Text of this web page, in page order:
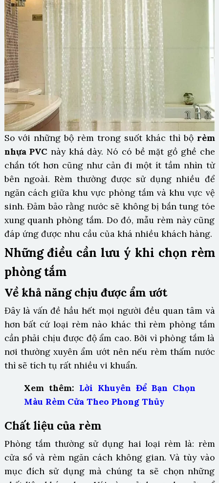
So với những bộ rèm trong suốt khác thì bộ rèm
nhựa PVC này khá dày. Nó có bề mặt gồ ghề che
chắn tốt hơn cũng như cản đi một ít tầm nhìn từ
bên ngoài. Rèm thường được sử dụng nhiều để
ngăn cách giữa khu vực phòng tắm và khu vực vệ
sinh. Đảm bảo rằng nước sẽ không bị bắn tung tóe
xung quanh phòng tắm. Do đó, mẫu rèm này cũng
đáp ứng được nhu cầu của khá nhiều khách hàng.
Những điều cần lưu ý khi chọn rèm
phòng tắm
Về khả năng chịu được ẩm ướt
Đây là vấn đề hầu hết mọi người đều quan tâm và
hơn bất cứ loại rèm nào khác thì rèm phòng tắm
cần phải chịu được độ ẩm cao. Bởi vì phòng tắm là
nơi thường xuyên ẩm ướt nên nếu rèm thấm nước
thì sẽ tích tụ rất nhiều vi khuẩn.
Xem thêm: Lời Khuyên Để Bạn Chọn
Màu Rèm Cửa Theo Phong Thủy
Chất liệu của rèm
Phòng tắm thường sử dụng hai loại rèm là: rèm
cửa sổ và rèm ngăn cách không gian. Và tùy vào
mục đích sử dụng mà chúng ta sẽ chọn những